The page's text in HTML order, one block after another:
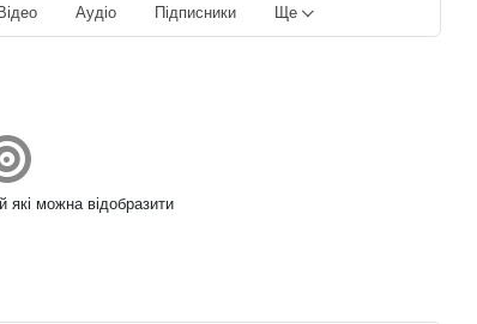
Відео Аудіо Підписники Ще
які можна відобразити